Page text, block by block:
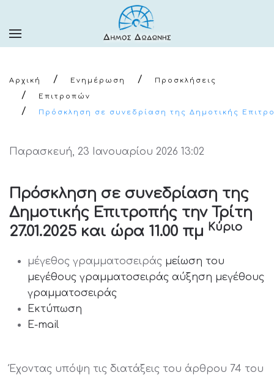
Αρχική Ενημέρωση
Προσκλήσεις
Επιτροπών
Πρόσκληση σε συνεδρίαση της Δημοτικής
Παρασκευή, 23 Ιανουαρίου 2026 13:02
Πρόσκληση σε συνεδρίαση της
Δημοτικής Επιτροπής την Τρίτη
27.01.2025 και ώρα 11.00 πμ Κύριο
μέγεθος γραμματοσειράς μείωση του
μεγέθους γραμματοσειράς αύξηση μεγέθους
γραμματοσειράς
Εκτύπωση
E-mail
Έχοντας υπόψη τις διατάξεις του άρθρου 74 του